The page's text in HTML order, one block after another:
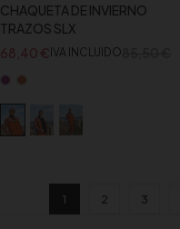
CHAQUETA DE INVIERNO
TRAZOS SLX
68,40 € IVA INCLUIDO
1 2 3